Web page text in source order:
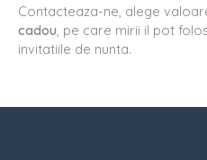
Contacteaza-ne, alege
cadou , pe care mirii il pot
invitatiile de nunta.